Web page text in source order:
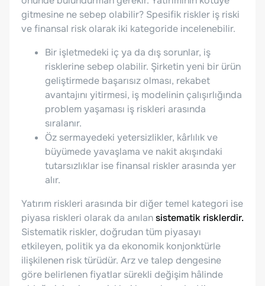
gitmesine ne sebep olabilir? Spesifik riskler iş riski
ve finansal risk olarak iki kategoride incelenebilir.
Bir işletmedeki iç ya da dış sorunlar, iş
risklerine sebep olabilir. Şirketin yeni bir ürün
geliştirmede başarısız olması, rekabet
avantajını yitirmesi, iş modelinin çalışırlığında
problem yaşaması iş riskleri arasında
sıralanır.
Öz sermayedeki yetersizlikler, kârlılık ve
büyümede yavaşlama ve nakit akışındaki
tutarsızlıklar ise finansal riskler arasında yer
alır.
Yatırım riskleri arasında bir diğer temel kategori ise
piyasa riskleri olarak da anılansistematik risklerdir.
Sistematik riskler, doğrudan tüm piyasayı
etkileyen, politik ya da ekonomik konjonktürle
ilişkilenen risk türüdür. Arz ve talep dengesine
göre belirlenen fiyatlar sürekli değişim hâlinde